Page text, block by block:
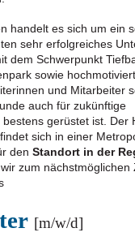
handelt es sich um ein
sehr erfolgreiches
dem Schwerpunkt
sowie
und Mitarbeiter
auch für zukünftige
gerüstet ist. Der
sich in einer
denStandort in der
zum nächstmöglichen
[m/w/d]